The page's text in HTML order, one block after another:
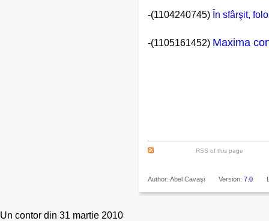
-(1104240745) În sfârşit,
-(1105161452) Maxima
RSS of this page
Author: Abel Cavaşi Version: 7.0
Un contor din 31 martie 2010